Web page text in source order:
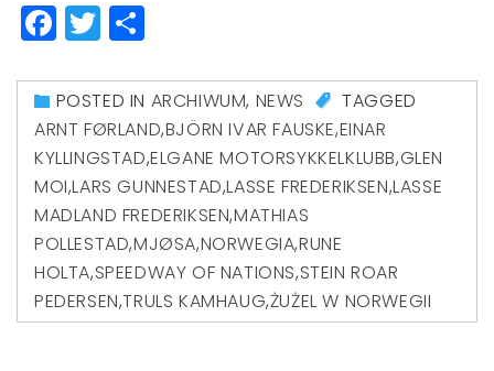
Facebook
Twitter
POSTED IN ARCHIWUM, NEWS
TAGGED
ARNT FØRLAND,BJÖRN IVAR FAUSKE,EINAR
KYLLINGSTAD,ELGANE MOTORSYKKELKLUBB,GLEN
MOI,LARS GUNNESTAD,LASSE FREDERIKSEN,LASSE
MADLAND FREDERIKSEN,MATHIAS
POLLESTAD,MJØSA,NORWEGIA,RUNE
HOLTA,SPEEDWAY OF NATIONS,STEIN ROAR
PEDERSEN,TRULS KAMHAUG,ŻUŻEL W NORWEGII